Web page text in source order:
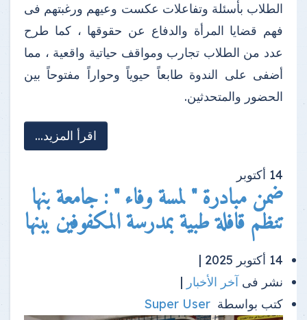
الطلاب بأسئلة وتفاعلات عكست وعيهم ورغبتهم فى
فهم قضايا المرأة والدفاع عن حقوقها ، كما طرح
عدد من الطلاب تجارب ومواقف حياتية واقعية ، مما
أضفى على الندوة طابعاً حيوياً وحواراً مفتوحاً بين
الحضور والمتحدثين.
اقرأ المزيد...
14 أكتوبر
ضمن مبادرة " لمسة وفاء " : جامعة بنها
تنظم قافلة طبية بمدرسة المكفوفين ببنها
14 أكتوبر 2025 |
نشر فى آخر الأخبار |
كتب بواسطة Super User